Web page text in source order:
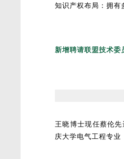
知识产权布局：拥
新增聘请联盟技术委
王晓博士现任蔡伦
庆大学电气工程专